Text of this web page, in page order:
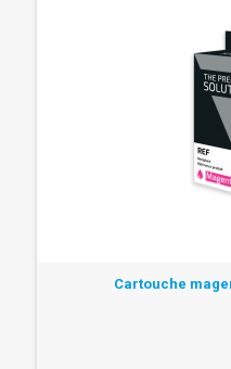
Cartouche